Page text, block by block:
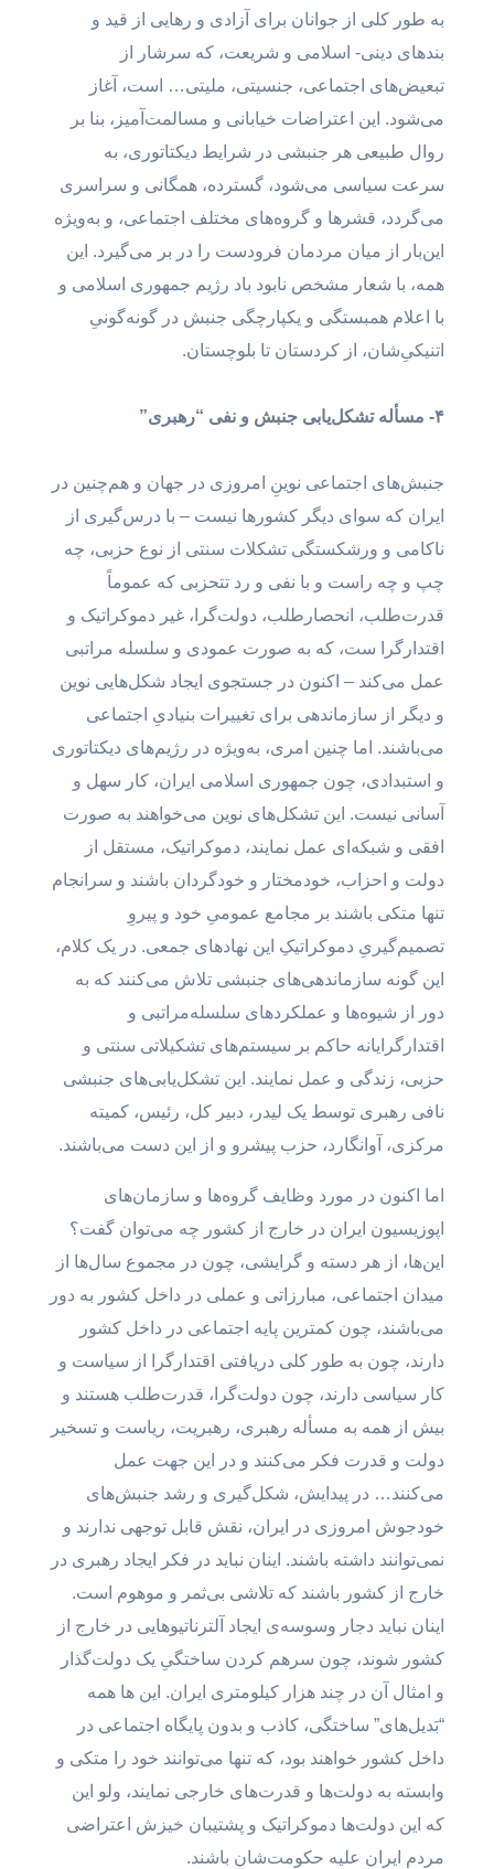
به طور کلی از جوانان برای آزادی و رهایی از قید و
بند‌های دینی‌- اسلامی و شریعت، که سرشار از
تبعیض‌های اجتماعی، جنسیتی، ملیتی… است، آغاز
می‌شود. این اعتراضات خیابانی و مسالمت‌آمیز، بنا بر
روال طبیعی هر جنبشی در شرایط دیکتاتوری، به
سرعت سیاسی می‌شود، گسترده، همگانی و سراسری
می‌گردد، قشرها و گروه‌های مختلف اجتماعی، و به‌ویژه
این‌بار از میان مردمان فرودست را در بر می‌گیرد. این
همه، با شعار مشخص نابود باد رژیم جمهوری اسلامی و
با اعلام همبستگی و یکپارچگی جنبش در گونه‌گونیِ
اتنیکیِ‌شان، از کردستان تا بلوچستان.
۴- مسأله تشکل‌یابی جنبش و نفی “رهبری”
جنبش‌های اجتماعی نوینِ امروزی در جهان و هم‌چنین در
ایران که سوای دیگر کشورها نیست – با درس‌گیری از
ناکامی و ورشکستگی تشکلات سنتی از نوع حزبی، چه
چپ و چه راست و با نفی و رد تتحزبی که عموماً
قدرت‌طلب، انحصارطلب، دولت‌گرا، غیر دموکراتیک و
اقتدارگرا ست، که به صورت عمودی و سلسله مراتبی
عمل می‌کند – اکنون در جستجوی ایجاد شکل‌هایی نوین
و دیگر از سازماندهی برای تغییرات بنیادیِ اجتماعی
می‌باشند. اما چنین امری، به‌ویژه در رژیم‌های دیکتاتوری
و استبدادی، چون جمهوری اسلامی ایران، کار سهل و
آسانی نیست. این تشکل‌های نوین می‌خواهند به صورت
افقی و شبکه‌ای عمل نمایند، دموکراتیک، مستقل از
دولت و احزاب، خودمختار و خودگردان باشند و سرانجام
تنها متکی باشند بر مجامع عمومیِ خود و پیروِ
تصمیم‌گیریِ دموکراتیکِ این نهادهای جمعی. در یک کلام،
این گونه سازماندهی‌های جنبشی تلاش می‌کنند که به
دور از شیوه‌ها و عملکردهای سلسله‌مراتبی و
اقتدارگرایانه حاکم بر سیستم‌های تشکیلاتی سنتی و
حزبی، زندگی و عمل نمایند. این تشکل‌یابی‌های جنبشی
نافی رهبری توسط یک لیدر، دبیر کل، رئیس، کمیته
مرکزی، آوانگارد، حزب پیشرو و از این دست می‌باشند.
اما اکنون در مورد وظایف گروه‌ها و سازمان‌های
اپوزیسیون ایران در خارج از کشور چه می‌توان گفت؟
این‌ها، از هر دسته و گرایشی، چون در مجموع سال‌ها از
میدان اجتماعی، مبارزاتی و عملی در داخل کشور به دور
می‌باشند، چون کمترین پایه‌ اجتماعی در داخل کشور
دارند، چون به طور کلی دریافتی اقتدارگرا از سیاست و
کار سیاسی دارند، چون دولت‌گرا، قدرت‌طلب هستند و
بیش از همه به مسأله رهبری، رهبریت، ریاست و تسخیر
دولت و قدرت فکر می‌کنند و در این جهت عمل
می‌کنند… در پیدایش، شکل‌گیری و رشد جنبش‌های
خودجوش امروزی در ایران، نقش قابل توجهی ندارند و
نمی‌توانند داشته باشند. اینان نباید در فکر ایجاد رهبری در
خارج از کشور باشند که تلاشی بی‌ثمر و موهوم است.
اینان نباید دجار وسوسه‌ی ایجاد آلترناتیوهایی در خارج از
کشور شوند، چون سرهم کردن ساختگیِ یک دولت‌گذار
و امثال آن در چند هزار کیلومتری ایران. این ها همه
“بَدیل‌های” ساختگی، کاذب و بدون ‌پایگاه اجتماعی در
داخل کشور خواهند بود، که تنها می‌توانند خود را متکی و
وابسته به دولت‌ها و قدرت‌های خارجی نمایند، ولو این
که این دولت‌ها دموکراتیک و پشتیبان خیزش اعتراضی
مردم ایران علیه حکومت‌شان باشند.